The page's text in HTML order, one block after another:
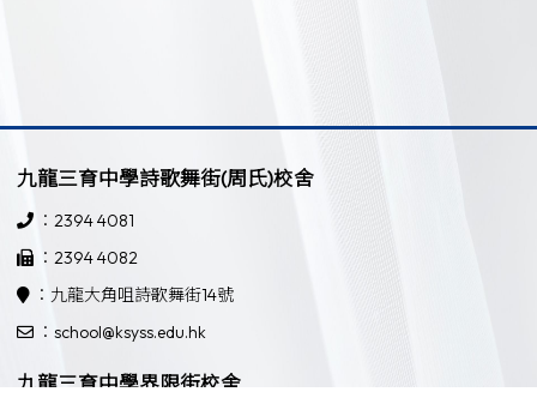
九龍三育中學詩歌舞街(周氏)校舍
：2394 4081
：2394 4082
：九龍大角咀詩歌舞街14號
：school@ksyss.edu.hk
九龍三育中學界限街校舍